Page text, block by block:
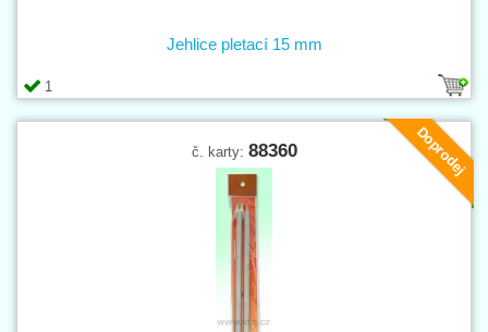
1
Jehlice pletací 15 mm
Doprodej
č. karty: 88360